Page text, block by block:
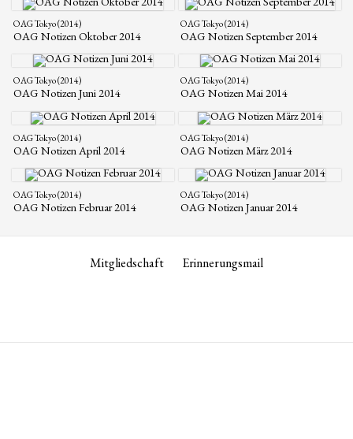
OAG Tokyo (2014)
OAG Notizen Oktober 2014
OAG Tokyo (2014)
OAG Notizen September 2014
OAG Tokyo (2014)
OAG Notizen Juni 2014
OAG Tokyo (2014)
OAG Notizen Mai 2014
OAG Tokyo (2014)
OAG Notizen April 2014
OAG Tokyo (2014)
OAG Notizen März 2014
OAG Tokyo (2014)
OAG Notizen Februar 2014
OAG Tokyo (2014)
OAG Notizen Januar 2014
Mitgliedschaft Erinnerungsmail